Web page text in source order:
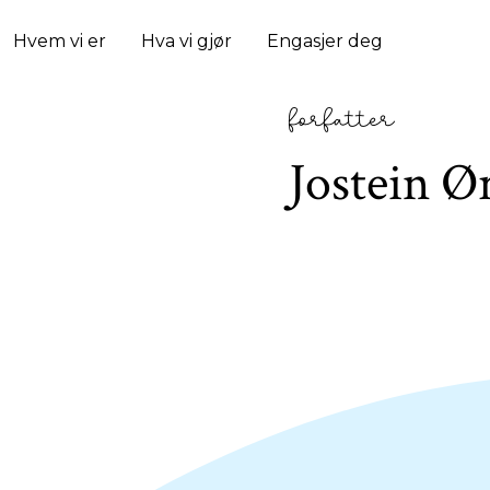
Hvem vi er Hva vi gjør Engasjer deg
forfatter
Jostein